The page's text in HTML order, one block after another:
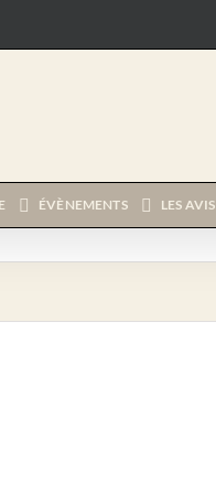
ÉVÈNEMENTS LES AVIS